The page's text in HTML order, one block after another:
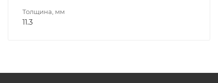
Толщина, мм
11.3